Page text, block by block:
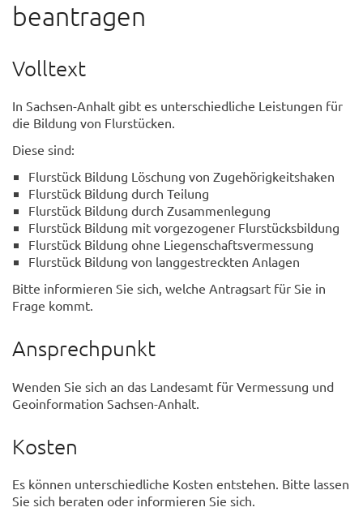
beantragen
Volltext
In Sachsen-Anhalt gibt es unterschiedliche Leistungen für
die Bildung von Flurstücken.
Diese sind:
Flurstück Bildung Löschung von Zugehörigkeitshaken
Flurstück Bildung durch Teilung
Flurstück Bildung durch Zusammenlegung
Flurstück Bildung mit vorgezogener Flurstücksbildung
Flurstück Bildung ohne Liegenschaftsvermessung
Flurstück Bildung von langgestreckten Anlagen
Bitte informieren Sie sich, welche Antragsart für Sie in
Frage kommt.
Ansprechpunkt
Wenden Sie sich an das Landesamt für Vermessung und
Geoinformation Sachsen-Anhalt.
Kosten
Es können unterschiedliche Kosten entstehen. Bitte lassen
Sie sich beraten oder informieren Sie sich.